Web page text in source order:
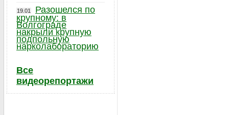
19.01
Разошелся по
крупному: в
Волгограде
накрыли крупную
подпольную
нарколабораторию
Все
видеорепортажи